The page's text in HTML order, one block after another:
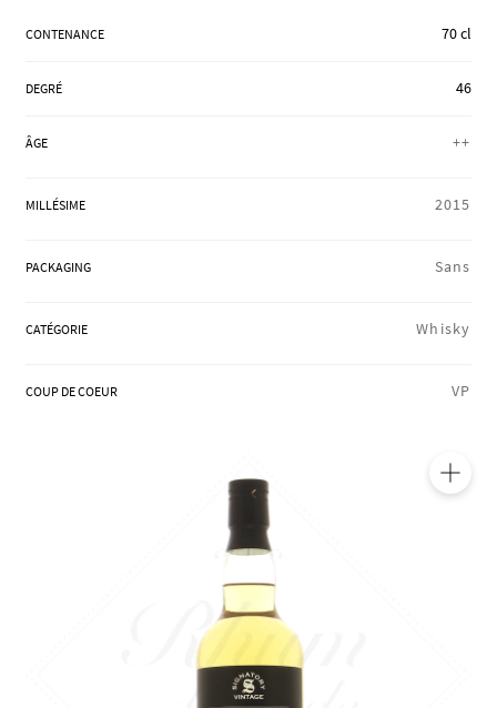
BOUTIQUE LOIRET
CONTENANCE 70 cl
DEGRÉ 46
ÂGE ++
MILLÉSIME 2015
PACKAGING Sans
CATÉGORIE Whisky
COUP DE COEUR VP